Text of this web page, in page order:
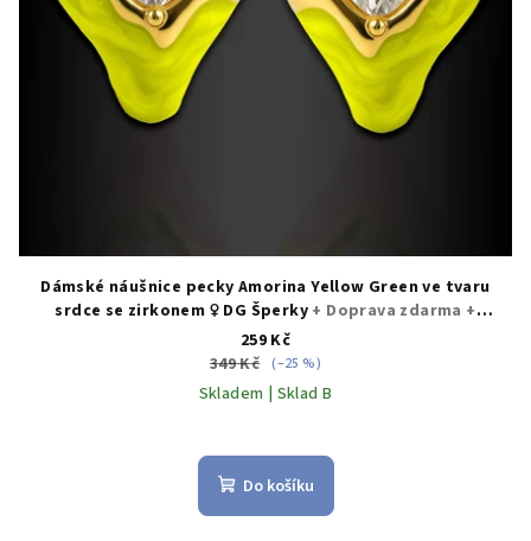
Dámské náušnice pecky Amorina Yellow Green ve tvaru
srdce se zirkonem ♀️ DG Šperky + Doprava zdarma +
Dárkové balení zdarma
259 Kč
349 Kč (–25 %)
Skladem | Sklad B
Do košíku